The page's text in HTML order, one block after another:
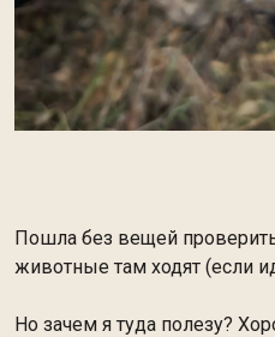
Пошла без вещей
животные там ходят (если
Но зачем я туда полезу?